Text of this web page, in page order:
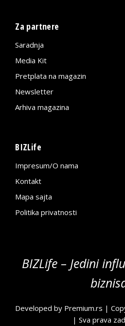
Za partnere
Saradnja
Media Kit
Pretplata na magazin
Newsletter
Arhiva magazina
BIZLife
Impresum/O nama
Kontakt
Mapa sajta
Politika privatnosti
BIZLife – Jedini
Developed by Premium.rs |
| Sva prava